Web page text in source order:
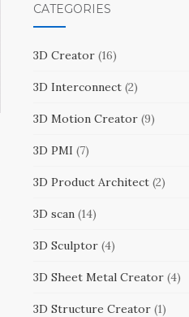
CATEGORIES
3D Creator(16)
3D Interconnect(2)
3D Motion Creator(9)
3D PMI (7)
3D Product Architect(2)
3D scan(14)
3D Sculptor(4)
3D Sheet Metal Creator(4)
3D Structure Creator(1)